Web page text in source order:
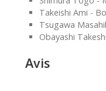
Takeishi Ami -
Tsugawa
Obayashi Takeshi
Avis